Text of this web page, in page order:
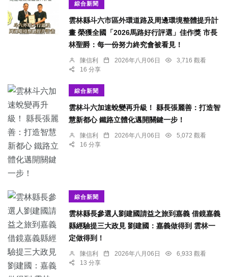
綜合新聞
雲林縣斗六市區外環道路及周邊環境整體提升計
畫 榮獲全國「2026馬路好行評選」佳作獎 市長
林聖爵：每一份努力終究會被看見！
陳信利 2026年八月06日
3,716 觀看
16 分享
綜合新聞
雲林斗六加速蛻變再升級！ 縣長張麗善：打造智
慧新都心 鐵路立體化邁開關鍵一步！
陳信利 2026年八月06日
5,072 觀看
16 分享
綜合新聞
雲林縣長參選人劉建國請益之旅到嘉義 借鏡嘉義
縣經驗提三大政見 劉建國：嘉義做得到 雲林一
定做得到！
陳信利 2026年八月06日
6,933 觀看
13 分享